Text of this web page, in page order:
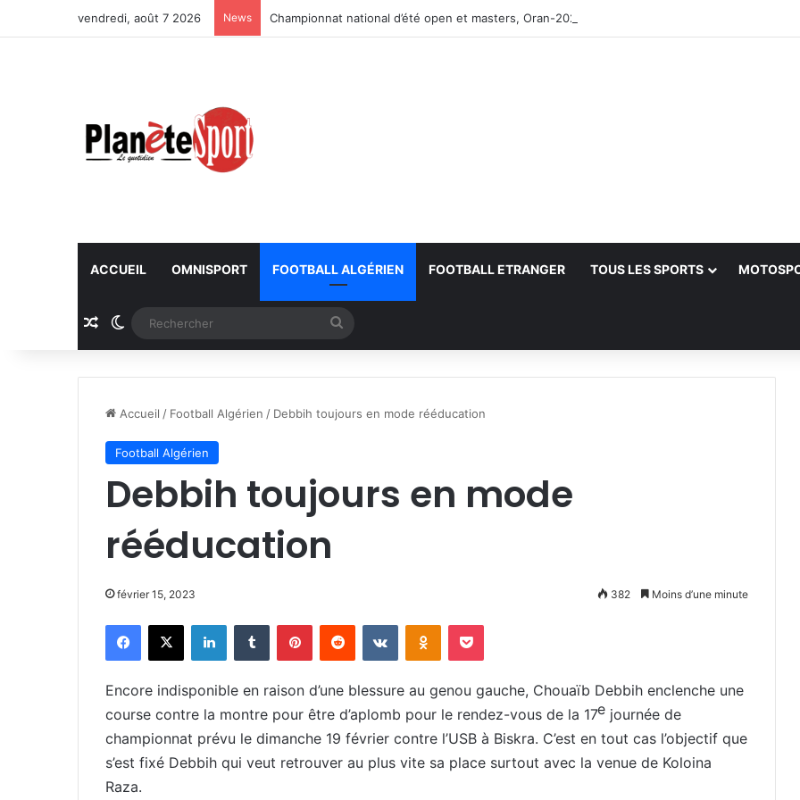
vendredi, août 7 2026 News Championnat national d’été open et masters, Oran-2026 — Le CRB s’adjuge le titre
ACCUEIL OMNISPORT FOOTBALL ALGÉRIEN FOOTBALL ETRANGER TOUS LES SPORTS
Article Aléatoire
Switch skin
Accueil / Football Algérien / Debbih toujours en mode rééducation
Football Algérien
Debbih toujours en mode
rééducation
février 15, 2023 382 Moins d’une minute
Facebook
X LinkedinTumblr PinterestReddit VKontakteOdnoklassniki
Pocket
Encore indisponible en raison d’une blessure au genou gauche, Chouaïb Debbih enclenche une
course contre la montre pour être d’aplomb pour le rendez-vous de la 17e journée de
championnat prévu le dimanche 19 février contre l’USB à Biskra. C’est en tout cas l’objectif que
s’est fixé Debbih qui veut retrouver au plus vite sa place surtout avec la venue de Koloina
Raza.